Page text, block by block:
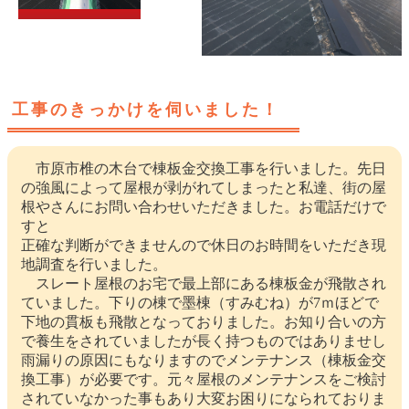
工事のきっかけを伺いました！
市原市椎の木台で棟板金交換工事を行いました。先日
の強風によって屋根が剥がれてしまったと私達、街の屋
根やさんにお問い合わせいただきました。お電話だけで
すと
正確な判断ができませんので休日のお時間をいただき現
地調査を行いました。
スレート屋根のお宅で最上部にある棟板金が飛散され
ていました。下りの棟で墨棟（すみむね）が7ｍほどで
下地の貫板も飛散となっておりました。お知り合いの方
で養生をされていましたが長く持つものではありませし
雨漏りの原因にもなりますのでメンテナンス（棟板金交
換工事）が必要です。元々屋根のメンテナンスをご検討
されていなかった事もあり大変お困りになられておりま